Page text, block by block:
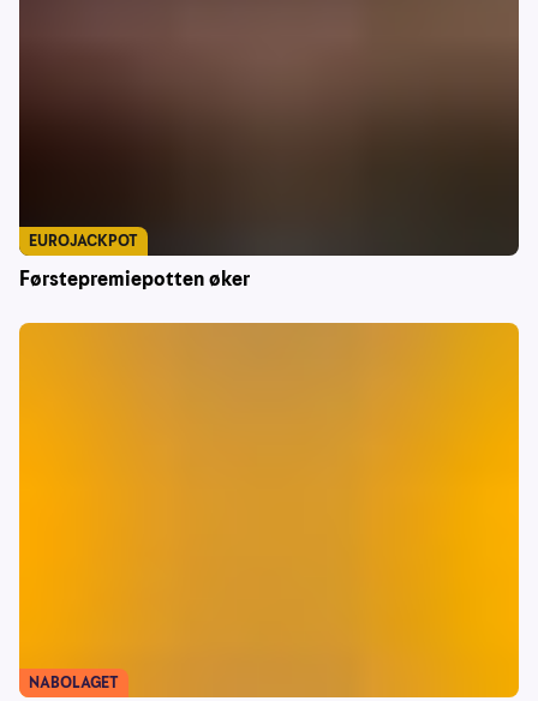
Førstepremiepotten øker
EUROJACKPOT
NABOLAGET